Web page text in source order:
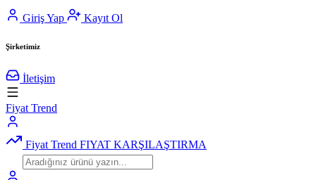
Giriş Yap Kayıt Ol
Şirketimiz
İletişim
Fiyat Trend
Fiyat Trend FIYAT KARŞILAŞTIRMA